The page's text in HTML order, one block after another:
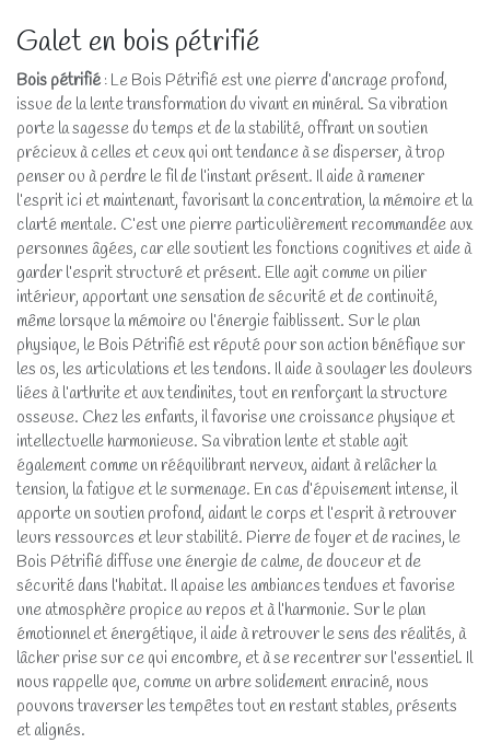
Galet en bois pétrifié
Bois pétrifié : Le Bois Pétrifié est une pierre d’ancrage profond,
issue de la lente transformation du vivant en minéral. Sa vibration
porte la sagesse du temps et de la stabilité, offrant un soutien
précieux à celles et ceux qui ont tendance à se disperser, à trop
penser ou à perdre le fil de l’instant présent. Il aide à ramener
l’esprit ici et maintenant, favorisant la concentration, la mémoire et la
clarté mentale. C’est une pierre particulièrement recommandée aux
personnes âgées, car elle soutient les fonctions cognitives et aide à
garder l’esprit structuré et présent. Elle agit comme un pilier
intérieur, apportant une sensation de sécurité et de continuité,
même lorsque la mémoire ou l’énergie faiblissent. Sur le plan
physique, le Bois Pétrifié est réputé pour son action bénéfique sur
les os, les articulations et les tendons. Il aide à soulager les douleurs
liées à l’arthrite et aux tendinites, tout en renforçant la structure
osseuse. Chez les enfants, il favorise une croissance physique et
intellectuelle harmonieuse. Sa vibration lente et stable agit
également comme un rééquilibrant nerveux, aidant à relâcher la
tension, la fatigue et le surmenage. En cas d’épuisement intense, il
apporte un soutien profond, aidant le corps et l’esprit à retrouver
leurs ressources et leur stabilité. Pierre de foyer et de racines, le
Bois Pétrifié diffuse une énergie de calme, de douceur et de
sécurité dans l’habitat. Il apaise les ambiances tendues et favorise
une atmosphère propice au repos et à l’harmonie. Sur le plan
émotionnel et énergétique, il aide à retrouver le sens des réalités, à
lâcher prise sur ce qui encombre, et à se recentrer sur l’essentiel. Il
nous rappelle que, comme un arbre solidement enraciné, nous
pouvons traverser les tempêtes tout en restant stables, présents
et alignés.